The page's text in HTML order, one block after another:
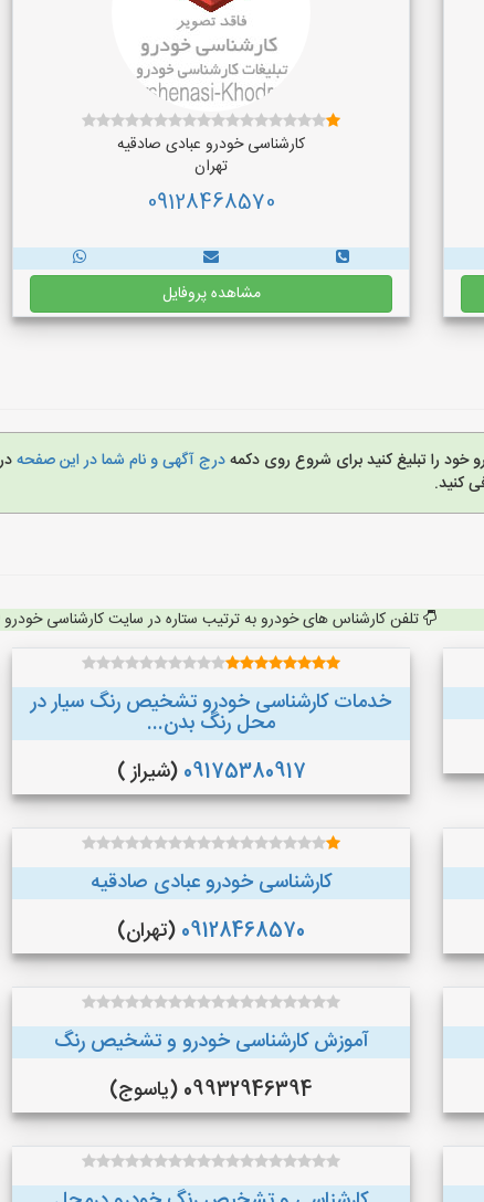
کارشناسی خودرو عبادی صادقیه
تهران
09128468570
مشاهده پروفایل
خود را تبلیغ کنید برای شروع روی دکمهدرج آگهی و نام شما در این صفحه
کنید.
تلفن کارشناس های خودرو به ترتیب ستاره در سایت کارشناسی خودرو
خدمات کارشناسی خودرو تشخیص رنگ سیار در
محل رنگ بدن...
09175380917 (شیراز )
کارشناسی خودرو عبادی صادقیه
09128468570 (تهران)
آموزش کارشناسی خودرو و تشخیص رنگ
09932946394 (یاسوج)